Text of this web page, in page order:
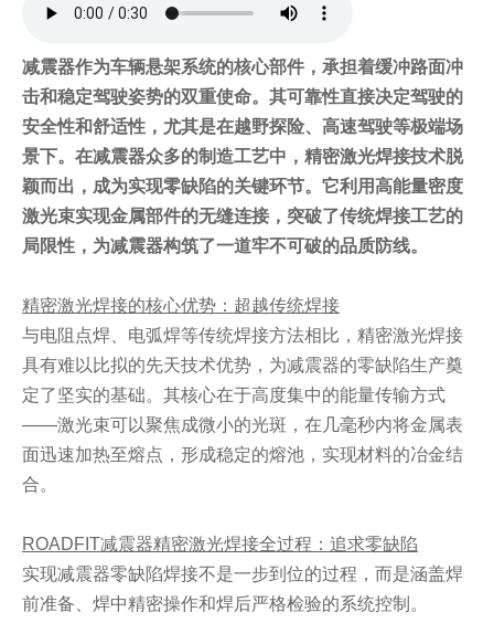
减震器作为车辆悬架系统的核心部件，承担着缓冲路面冲
击和稳定驾驶姿势的双重使命。其可靠性直接决定驾驶的
安全性和舒适性，尤其是在越野探险、高速驾驶等极端场
景下。在减震器众多的制造工艺中，精密激光焊接技术脱
颖而出，成为实现零缺陷的关键环节。它利用高能量密度
激光束实现金属部件的无缝连接，突破了传统焊接工艺的
局限性，为减震器构筑了一道牢不可破的品质防线。
精密激光焊接的核心优势：超越传统焊接
与电阻点焊、电弧焊等传统焊接方法相比，精密激光焊接
具有难以比拟的先天技术优势，为减震器的零缺陷生产奠
定了坚实的基础。其核心在于高度集中的能量传输方式
——激光束可以聚焦成微小的光斑，在几毫秒内将金属表
面迅速加热至熔点，形成稳定的熔池，实现材料的冶金结
合。
ROADFIT减震器精密激光焊接全过程：追求零缺陷
实现减震器零缺陷焊接不是一步到位的过程，而是涵盖焊
前准备、焊中精密操作和焊后严格检验的系统控制。